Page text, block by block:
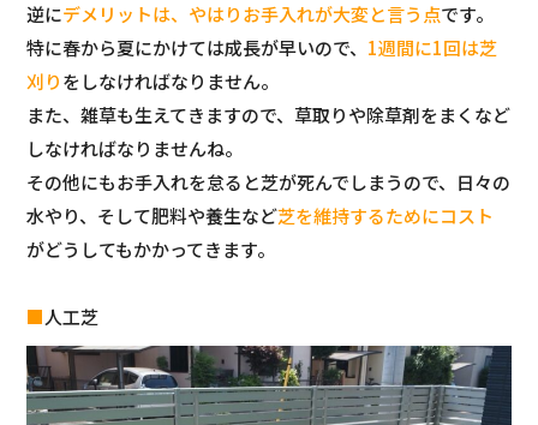
逆にデメリットは、やはりお手入れが大変と言う点です。
特に春から夏にかけては成長が早いので、 1週間に1回は芝
刈りをしなければなりません。
また、雑草も生えてきますので、草取りや除草剤をまくなど
しなければなりませんね。
その他にもお手入れを怠ると芝が死んでしまうので、日々の
水やり、そして肥料や養生など芝を維持するためにコスト
がどうしてもかかってきます。
■人工芝